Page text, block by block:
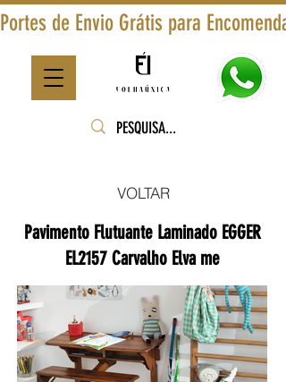
Portes de Envio Grátis para
VOLTAR
Pavimento Flutuante Laminado EGGER
EL2157 Carvalho Elva me